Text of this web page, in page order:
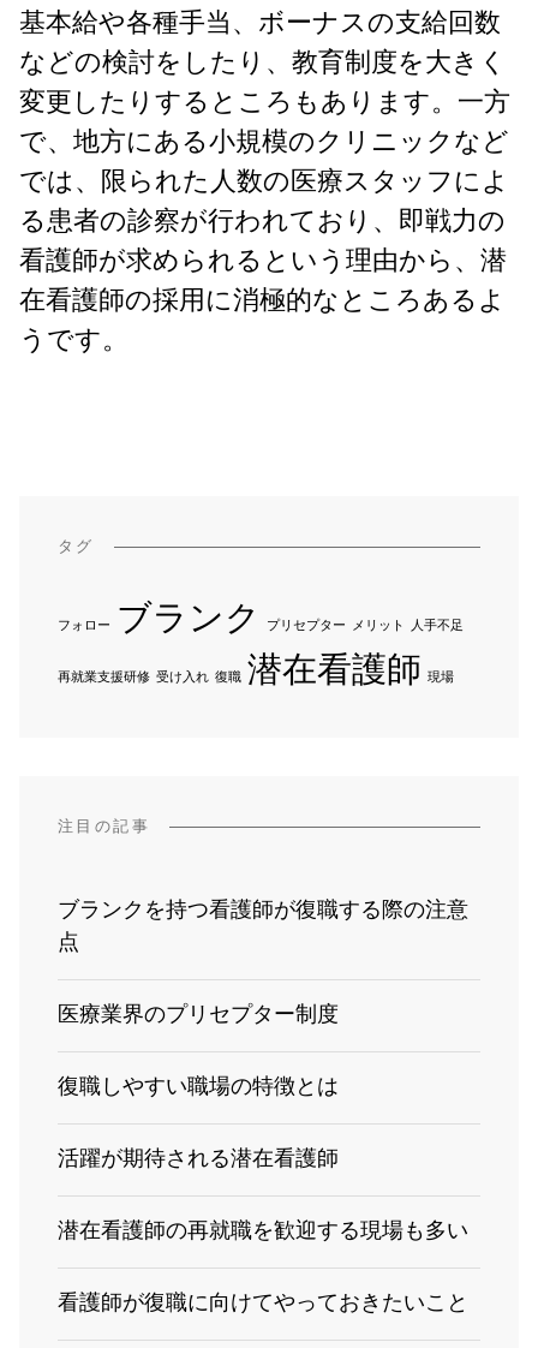
基本給や各種手当、ボーナスの支給回数
などの検討をしたり、教育制度を大きく
変更したりするところもあります。一方
で、地方にある小規模のクリニックなど
では、限られた人数の医療スタッフによ
る患者の診察が行われており、即戦力の
看護師が求められるという理由から、潜
在看護師の採用に消極的なところあるよ
うです。
タグ
フォロー ブランク プリセプター メリット 人手不足
再就業支援研修 受け入れ 復職 潜在看護師 現場
注目の記事
ブランクを持つ看護師が復職する際の注意
点
医療業界のプリセプター制度
復職しやすい職場の特徴とは
活躍が期待される潜在看護師
潜在看護師の再就職を歓迎する現場も多い
看護師が復職に向けてやっておきたいこと